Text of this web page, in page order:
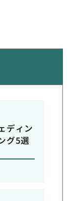
ディン
グ5選